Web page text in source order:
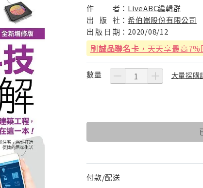
作 者： LiveABC編輯群
出
版 社：希伯崙股份有限公司
出 版 日 期： 2020/08/12
刷誠品聯名卡 ，天天享最高
數量 大量採購
付款/配送